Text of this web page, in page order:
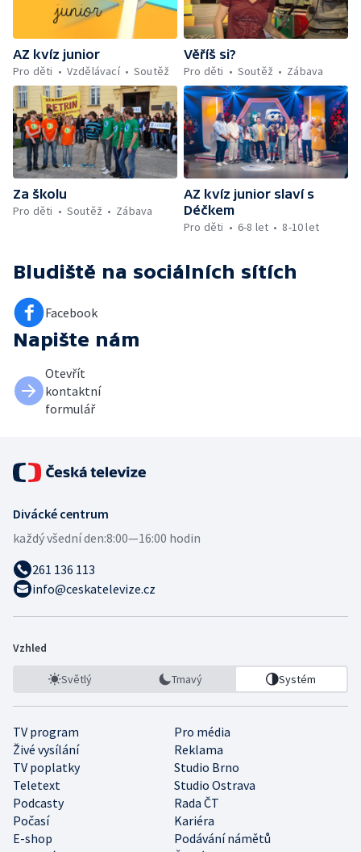
AZ kvíz junior
Pro děti
Vzdělávací Soutěž
Věříš si?
Pro děti
Soutěž Zábava
Za školu
Pro děti
Soutěž Zábava
AZ kvíz junior slaví s
Déčkem
Pro děti
6-8 let 8-10 let
Bludiště na sociálních sítích
Facebook
Napište nám
Otevřít
kontaktní
formulář
Divácké centrum
každý všední den:8:00—16:00 hodin
261 136 113
info@ceskatelevize.cz
Vzhled
Světlý Tmavý Systém
TV program
Pro média
Živé vysílání
Reklama
TV poplatky
Studio Brno
Teletext
Studio Ostrava
Podcasty
Rada ČT
Počasí
Kariéra
E-shop
Podávání námětů